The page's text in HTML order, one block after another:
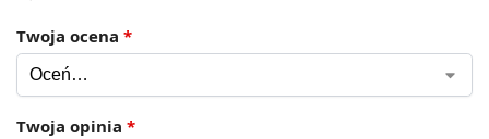
Twoja ocena *
Twoja opinia *